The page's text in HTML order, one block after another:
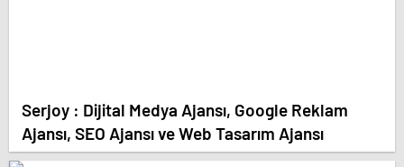
Serjoy : Dijital Medya Ajansı, Google Reklam
Ajansı, SEO Ajansı ve Web Tasarım Ajansı